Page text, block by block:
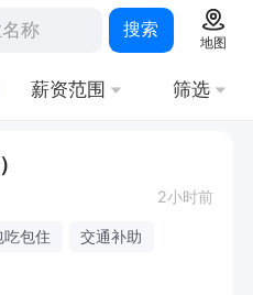
搜索
地图
薪资范围 筛选
2小时前
吃包住
交通补助